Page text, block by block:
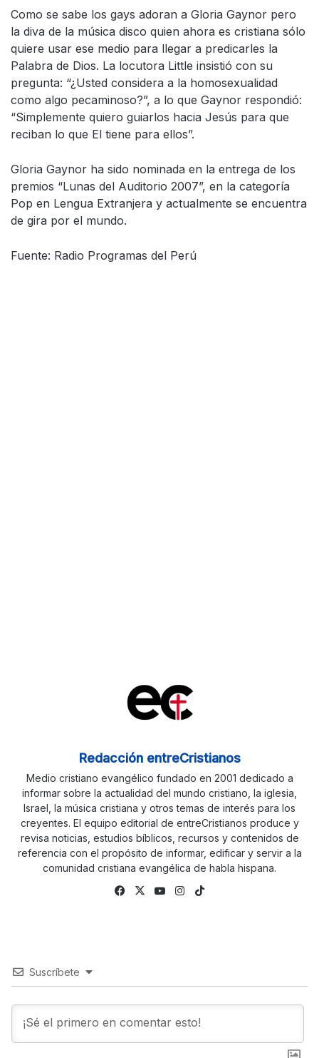
Como se sabe los gays adoran a Gloria Gaynor pero
la diva de la música disco quien ahora es cristiana sólo
quiere usar ese medio para llegar a predicarles la
Palabra de Dios. La locutora Little insistió con su
pregunta: “¿Usted considera a la homosexualidad
como algo pecaminoso?”, a lo que Gaynor respondió:
“Simplemente quiero guiarlos hacia Jesús para que
reciban lo que El tiene para ellos”.
Gloria Gaynor ha sido nominada en la entrega de los
premios “Lunas del Auditorio 2007”, en la categoría
Pop en Lengua Extranjera y actualmente se encuentra
de gira por el mundo.
Fuente: Radio Programas del Perú
Redacción entreCristianos
Medio cristiano evangélico fundado en 2001 dedicado a
informar sobre la actualidad del mundo cristiano, la iglesia,
Israel, la música cristiana y otros temas de interés para los
creyentes. El equipo editorial de entreCristianos produce y
revisa noticias, estudios bíblicos, recursos y contenidos de
referencia con el propósito de informar, edificar y servir a la
comunidad cristiana evangélica de habla hispana.
Fa
X
Yo
Ins
Suscríbete